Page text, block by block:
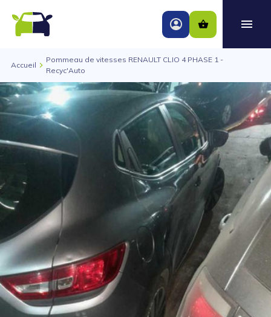
Accueil
Pommeau de vitesses RENAULT CLIO 4 PHASE 1 -
Recyc'Auto